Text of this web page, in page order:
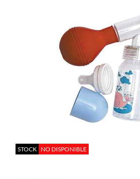
STOCK NO DISPONIBLE